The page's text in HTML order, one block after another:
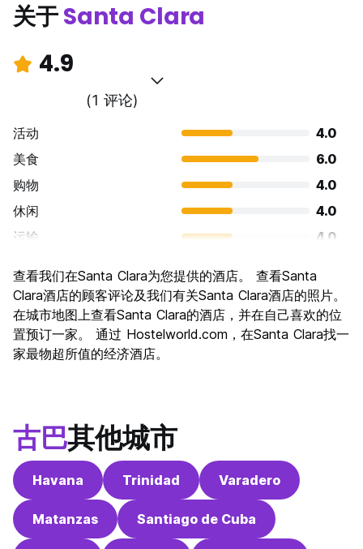
关于Santa Clara
4.9
(1 评论)
活动
4.0
美食
6.0
购物
4.0
休闲
4.0
运输
4.0
文化
6.0
夜生活
4.0
物有所值
6.0
查看我们在Santa Clara为您提供的酒店。 查看Santa
Clara酒店的顾客评论及我们有关Santa Clara酒店的照片。
在城市地图上查看Santa Clara的酒店，并在自己喜欢的位
置预订一家。 通过 Hostelworld.com，在Santa Clara找一
家最物超所值的经济酒店。
古巴其他城市
Havana Trinidad Varadero
Matanzas Santiago de Cuba